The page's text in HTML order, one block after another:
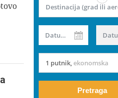
Datum od
1 putnik,ekonomska
Pretraga